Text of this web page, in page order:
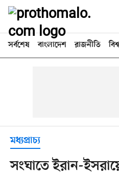
সর্বশেষ বাংলাদেশ রাজনীতি
মধ্যপ্রাচ্য
সংঘাতে ইরান-